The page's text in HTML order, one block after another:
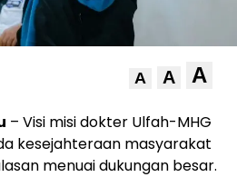
A A A
– Visi misi dokter Ulfah-MHG
kesejahteraan masyarakat
menuai dukungan besar.